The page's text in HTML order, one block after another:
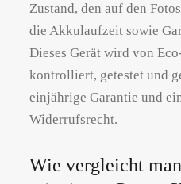
Zustand, den auf den
die Akkulaufzeit sowie
Dieses Gerät wird von
kontrolliert, getestet und
einjährige Garantie und
Widerrufsrecht.
Wie vergleicht